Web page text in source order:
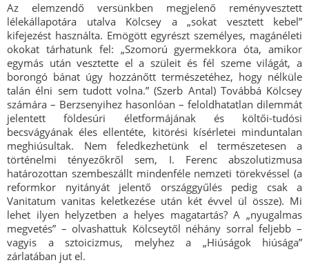
Az elemzendő versünkben megjelenő reményvesztett
lélekállapotára utalva Kölcsey a „sokat vesztett kebel”
kifejezést használta. Emögött egyrészt személyes, magánéleti
okokat tárhatunk fel: „Szomorú gyermekkora óta, amikor
egymás után vesztette el a szüleit és fél szeme világát, a
borongó bánat úgy hozzánőtt természetéhez, hogy nélküle
talán élni sem tudott volna.” (Szerb Antal) Továbbá Kölcsey
számára – Berzsenyihez hasonlóan – feloldhatatlan dilemmát
jelentett földesúri életformájának és költői-tudósi
becsvágyának éles ellentéte, kitörési kísérletei minduntalan
meghiúsultak. Nem feledkezhetünk el természetesen a
történelmi tényezőkről sem, I. Ferenc abszolutizmusa
határozottan szembeszállt mindenféle nemzeti törekvéssel (a
reformkor nyitányát jelentő országgyűlés pedig csak a
Vanitatum vanitas keletkezése után két évvel ül össze). Mi
lehet ilyen helyzetben a helyes magatartás? A „nyugalmas
megvetés” – olvashattuk Kölcseytől néhány sorral feljebb –
vagyis a sztoicizmus, melyhez a „Hiúságok hiúsága”
zárlatában jut el.